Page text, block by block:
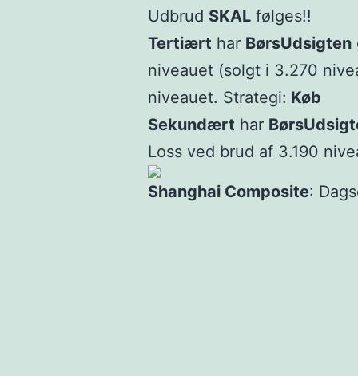
Udbrud SKAL følges!!
Tertiært har BørsUdsigten
niveauet (solgt i 3.270
niveauet. Strategi: Køb
Sekundært har
Loss ved brud af 3.190
Shanghai Composite: